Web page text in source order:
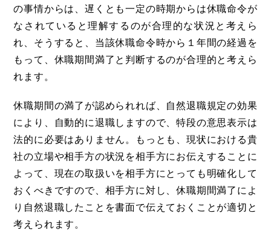
の事情からは、遅くとも一定の時期からは休職命令が
なされていると理解するのが合理的な状況と考えら
れ、そうすると、当該休職命令時から１年間の経過を
もって、休職期間満了と判断するのが合理的と考えら
れます。
休職期間の満了が認められれば、自然退職規定の効果
により、自動的に退職しますので、特段の意思表示は
法的に必要はありません。もっとも、現状における貴
社の立場や相手方の状況を相手方にお伝えすることに
よって、現在の取扱いを相手方にとっても明確化して
おくべきですので、相手方に対し、休職期間満了によ
り自然退職したことを書面で伝えておくことが適切と
考えられます。